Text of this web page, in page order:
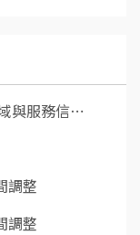
與服務信⋯
調整
調整